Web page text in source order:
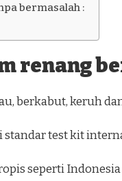
bermasalah :
renang
berkabut, keruh
standar test kit
seperti Indonesia